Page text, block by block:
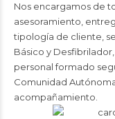
Nos encargamos de
asesoramiento,
tipología de cliente,
Básico y
personal formado
Comunidad
acompañamiento.